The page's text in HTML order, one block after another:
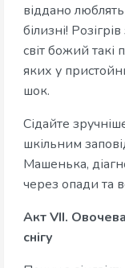
віддано
білизні!
світ божий такі
яких у
шок.
Сідайте
шкільним
Машенька,
через опади та
Акт VII.
снігу